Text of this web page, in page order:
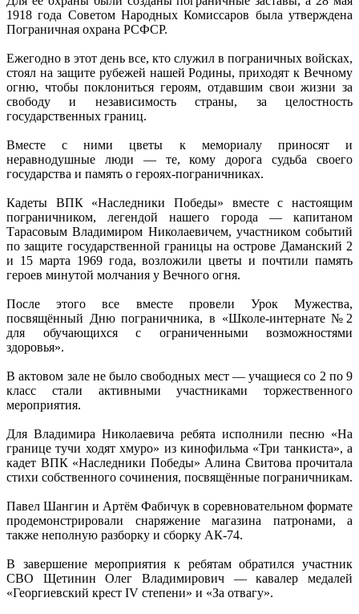
1918 года Советом Народных Комиссаров была утверждена
Пограничная охрана РСФСР.
Ежегодно в этот день все, кто служил в пограничных войсках,
стоял на защите рубежей нашей Родины, приходят к Вечному
огню, чтобы поклониться героям, отдавшим свои жизни за
свободу и независимость страны, за целостность
государственных границ.
Вместе с ними цветы к мемориалу приносят и
неравнодушные люди — те, кому дорога судьба своего
государства и память о героях-пограничниках.
Кадеты ВПК «Наследники Победы» вместе с настоящим
пограничником, легендой нашего города — капитаном
Тарасовым Владимиром Николаевичем, участником событий
по защите государственной границы на острове Даманский 2
и 15 марта 1969 года, возложили цветы и почтили память
героев минутой молчания у Вечного огня.
После этого все вместе провели Урок Мужества,
посвящённый Дню пограничника, в «Школе-интернате №2
для обучающихся с ограниченными возможностями
здоровья».
В актовом зале не было свободных мест — учащиеся со 2 по 9
класс стали активными участниками торжественного
мероприятия.
Для Владимира Николаевича ребята исполнили песню «На
границе тучи ходят хмуро» из кинофильма «Три танкиста», а
кадет ВПК «Наследники Победы» Алина Свитова прочитала
стихи собственного сочинения, посвящённые пограничникам.
Павел Шангин и Артём Фабичук в соревновательном формате
продемонстрировали снаряжение магазина патронами, а
также неполную разборку и сборку АК-74.
В завершение мероприятия к ребятам обратился участник
СВО Щетинин Олег Владимирович — кавалер медалей
«Георгиевский крест IV степени» и «За отвагу».